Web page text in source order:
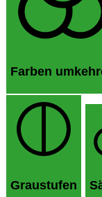
Farben
Graustufen